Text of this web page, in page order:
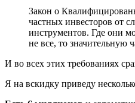
Закон о
частных инвесторов от
инструментов. Где они
не все, то значительную
И во всех этих требованиях
Я на вскидку приведу